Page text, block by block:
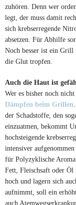
zuhören. Denn wer
legt, der muss damit
sich krebserregende
absetzen. Für Abhilfe
Noch besser ist ein Grill
die Glut tropfen.
Auch die Haut ist
Wer es bisher noch
Dämpfen beim Grillen
der Schadstoffe, den
einzuatmen, bekommt
hochsteigende
intensiver
für Polyzyklische
Fett, Fleischsaft oder Öl
hoch und lagern sich
aufnimmt, soll ein
auch